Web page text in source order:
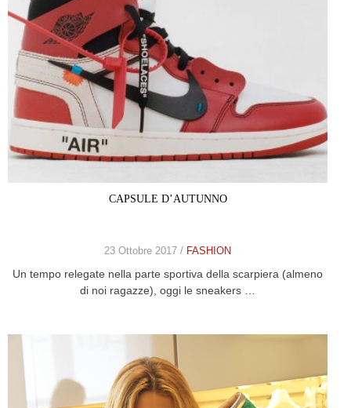
CAPSULE D’AUTUNNO
23 Ottobre 2017 / FASHION
Un tempo relegate nella parte sportiva della scarpiera (almeno
di noi ragazze), oggi le sneakers …